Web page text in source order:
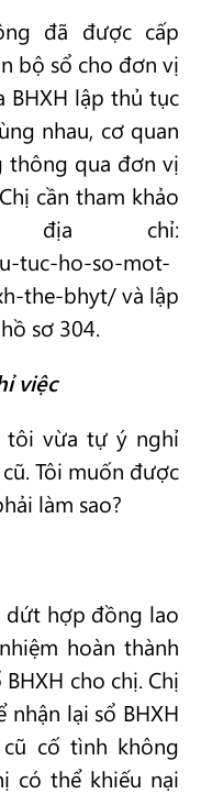
đã được cấp
bộ sổ cho đơn vị
BHXH lập thủ tục
nhau, cơ quan
thông qua đơn vị
cần tham khảo
chỉ:
tuc-ho-so-mot-
the-bhyt/ và lập
sơ 304.
việc
tôi vừa tự ý nghỉ
Tôi muốn được
làm sao?
dứt hợp đồng lao
hoàn thành
cho chị. Chị
lại sổ BHXH
cố tình không
có thể khiếu nại